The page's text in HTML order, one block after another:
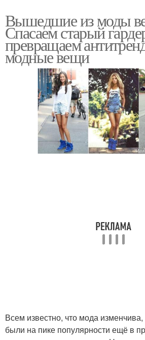
Вышедшие из моды
Спасаем старый
превращаем
модные вещи
Всем известно, что мода
были на пике популярности ещё в